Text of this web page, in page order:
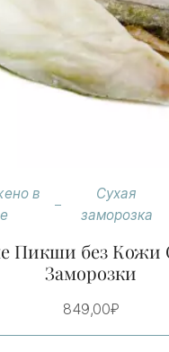
в
Сухая
заморозка
Пикши без Кожи
Заморозки
849,00₽